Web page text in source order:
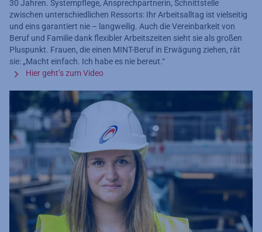
30 Jahren. Systempflege, Ansprechpartnerin, Schnittstelle
zwischen unterschiedlichen Ressorts: Ihr Arbeitsalltag ist vielseitig
und eins garantiert nie – langweilig. Auch die Vereinbarkeit von
Beruf und Familie dank flexibler Arbeitszeiten sieht sie als großen
Pluspunkt. Frauen, die einen MINT-Beruf in Erwägung ziehen, rät
sie: „Macht einfach. Ich habe es nie bereut.“
Hier geht’s zum Video